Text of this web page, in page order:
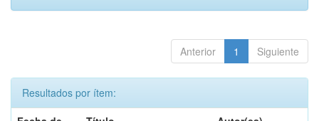
Anterior 1 Siguiente
Resultados por ítem: